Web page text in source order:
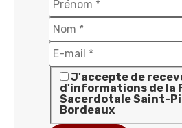
J'accepte de
d'informations de la
Sacerdotale Saint-
Bordeaux